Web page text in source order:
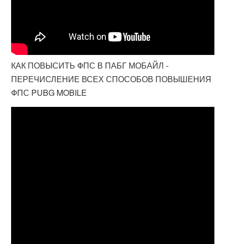
КАК ПОВЫСИТЬ ФПС В ПАБГ МОБАЙЛ -
ПЕРЕЧИСЛЕНИЕ ВСЕХ СПОСОБОВ ПОВЫШЕНИЯ
ФПС PUBG MOBILE